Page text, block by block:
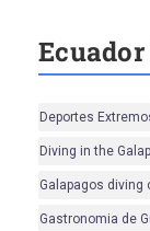
Deportes
Diving in the
Galapagos diving
Gastronomia de